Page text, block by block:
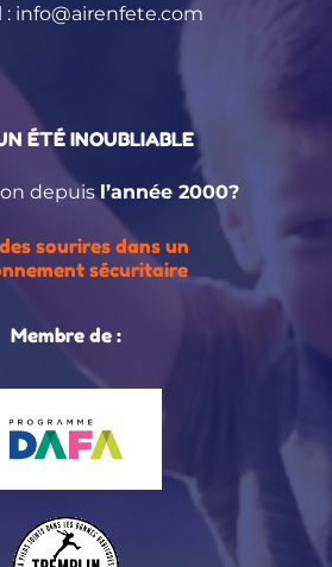
: info@airenfete.com
ÉTÉ INOUBLIABLE
depuis l’année 2000?
sourires dans un
sécuritaire
Membre de :